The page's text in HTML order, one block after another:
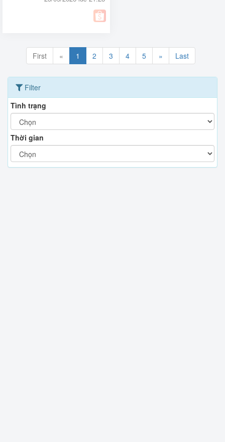
First « 1 2 3 4 5 » Last
Filter
Tình trạng
Thời gian